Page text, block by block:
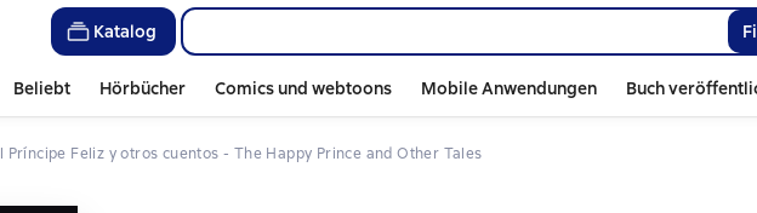
Katalog
Beliebt Hörbücher Comics und webtoons Mobile Anwendungen Buch
El Príncipe Feliz y otros cuentos - The Happy Prince and Other Tales